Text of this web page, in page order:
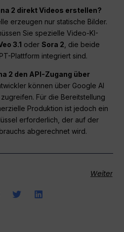
2 direkt Videos erstellen?
erzeugen nur statische Bilder.
Sie spezielle Video-KI-
3.1 oderSora 2 , die beide
Plattform integriert sind.
2 den API-Zugang über
können über Google AI
Für die Bereitstellung
Produktion ist jedoch ein
erforderlich, der auf der
abgerechnet wird.
Weiter